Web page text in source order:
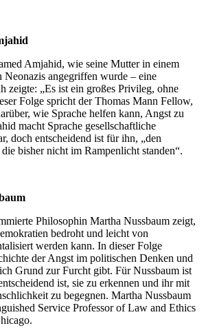
Amjahid, wie seine Mutter in einem
angegriffen wurde – eine
zeigte: „Es ist ein großes Privileg, ohne
Folge spricht der Thomas Mann Fellow,
wie Sprache helfen kann, Angst zu
macht Sprache gesellschaftliche
doch entscheidend ist für ihn, „den
bisher nicht im Rampenlicht standen“.
Philosophin Martha Nussbaum zeigt,
bedroht und leicht von
werden kann. In dieser Folge
der Angst im politischen Denken und
Grund zur Furcht gibt. Für Nussbaum ist
ist, sie zu erkennen und ihr mit
zu begegnen. Martha Nussbaum
Service Professor of Law and Ethics